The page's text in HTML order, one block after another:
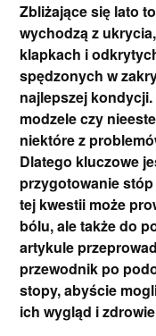
Zbliżające się lato
wychodzą z
klapkach i
spędzonych w
najlepszej
modzele czy
niektóre z
Dlatego kluczowe
przygotowanie
tej kwestii może
bólu, ale także do
artykule
przewodnik po
stopy, abyście
ich wygląd i